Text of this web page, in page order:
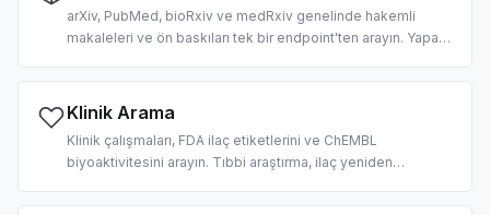
arXiv, PubMed, bioRxiv ve medRxiv genelinde hakemli
makaleleri ve ön baskıları tek bir endpoint'ten arayın. Yapay
RAG ve alıntı çıkarma için tasarlandı.
Klinik Arama
Klinik çalışmaları, FDA ilaç etiketlerini ve ChEMBL
biyoaktivitesini arayın. Tıbbi araştırma, ilaç yeniden
akışları için tasarlandı.